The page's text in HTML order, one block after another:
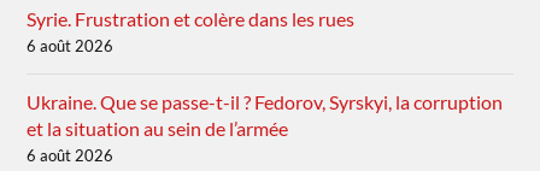
Syrie. Frustration et colère dans les rues
6 août 2026
Ukraine. Que se passe-t-il ? Fedorov, Syrskyi, la corruption
et la situation au sein de l’armée
6 août 2026